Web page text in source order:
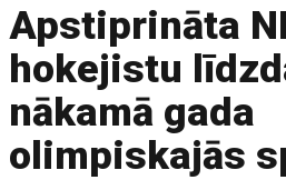
Apstiprināta
hokejistu
nākamā gada
olimpiskajās